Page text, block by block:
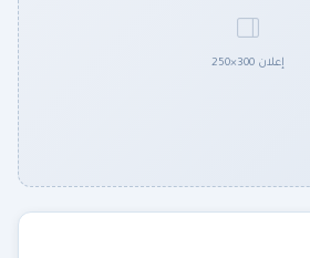
إعلان 300×250